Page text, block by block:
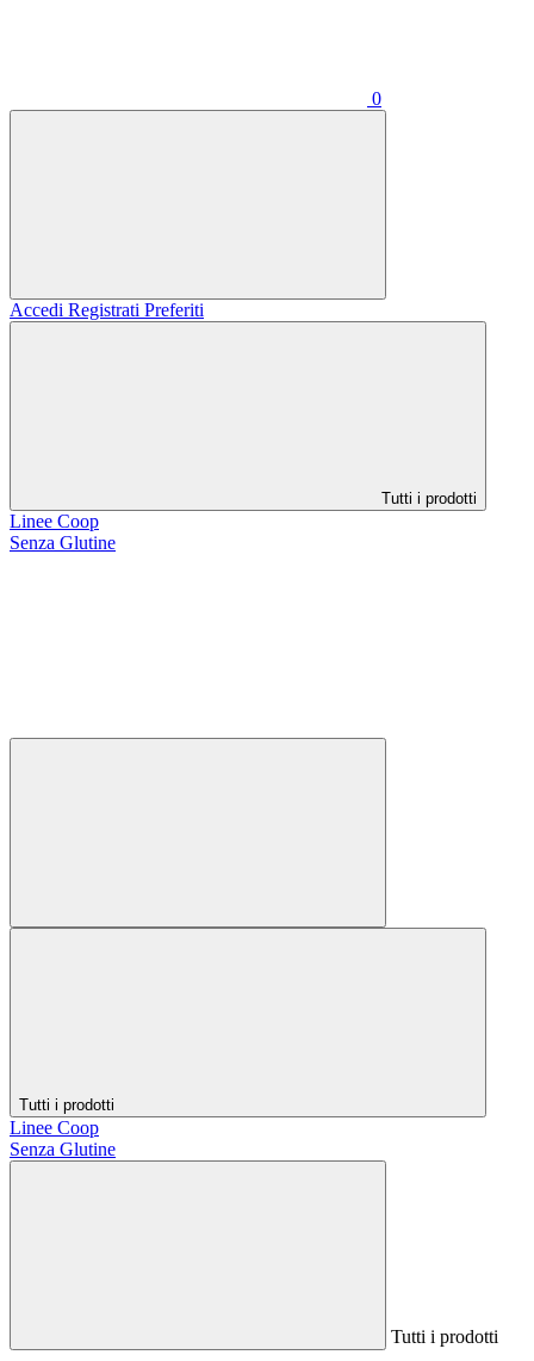
0
Accedi Registrati Preferiti
Tutti i prodotti
Linee Coop
Senza Glutine
Tutti i prodotti
Linee Coop
Senza Glutine
Tutti i prodotti